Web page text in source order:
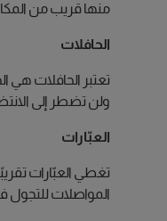
منها قريب من
الحافلات
تعتبر الحافلات
ولن تضطر إلى
العبّارات
المواصلات للتجول